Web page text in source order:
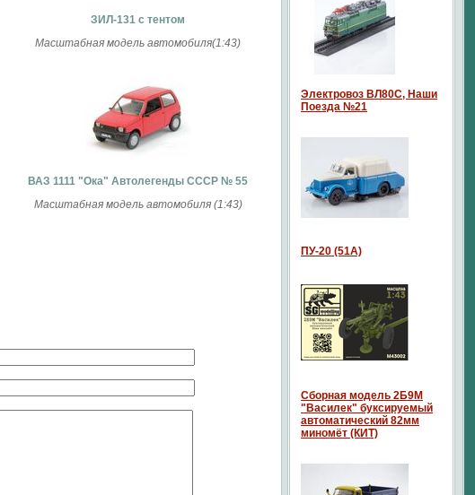
ЗИЛ-131 с тентом
Масштабная модель автомобиля(1:43)
ВАЗ 1111 "Ока" Автолегенды СССР № 55
Масштабная модель автомобиля (1:43)
Электровоз ВЛ80С, Наши
Поезда №21
ПУ-20 (51А)
Сборная модель 2Б9М
"Василек" буксируемый
автоматический 82мм
миномёт (КИТ)